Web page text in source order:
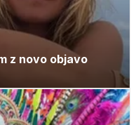
z novo objavo